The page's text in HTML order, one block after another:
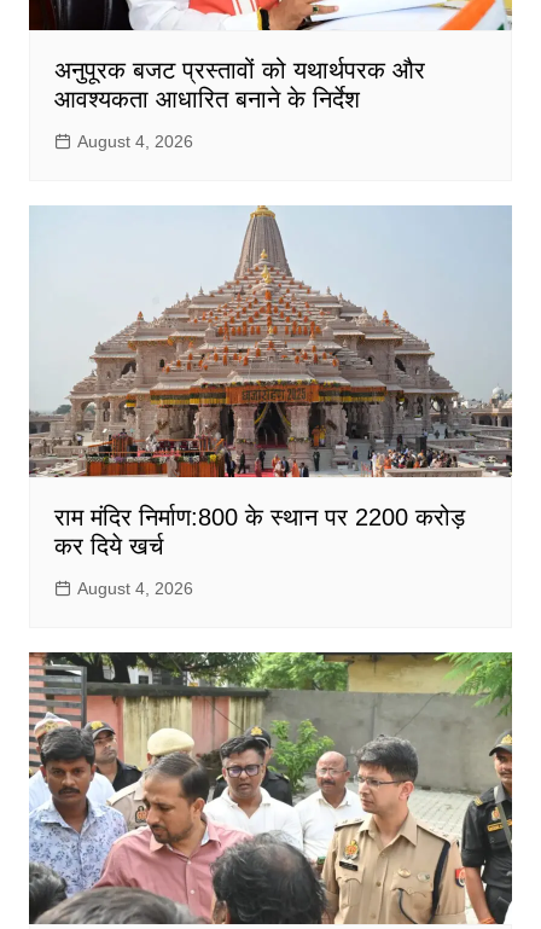
अनुपूरक बजट प्रस्तावों को यथार्थपरक और
आवश्यकता आधारित बनाने के निर्देश
August 4, 2026
राम मंदिर निर्माण:800 के स्थान पर 2200 करोड़
कर दिये खर्च
August 4, 2026